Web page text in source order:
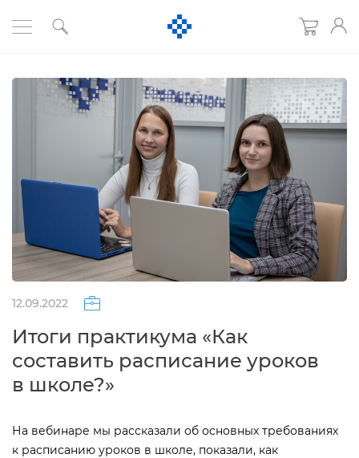
12.09.2022
Итоги практикума «Как
составить расписание уроко
школе?»
На вебинаре мы рассказали об основных требованиях
к расписанию уроков в школе, показали, как